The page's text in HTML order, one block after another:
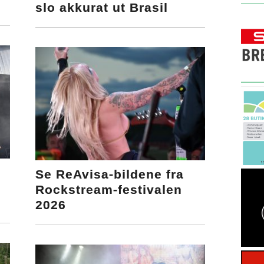
slo akkurat ut Brasil
Se ReAvisa-bildene fra
Rockstream-festivalen
2026